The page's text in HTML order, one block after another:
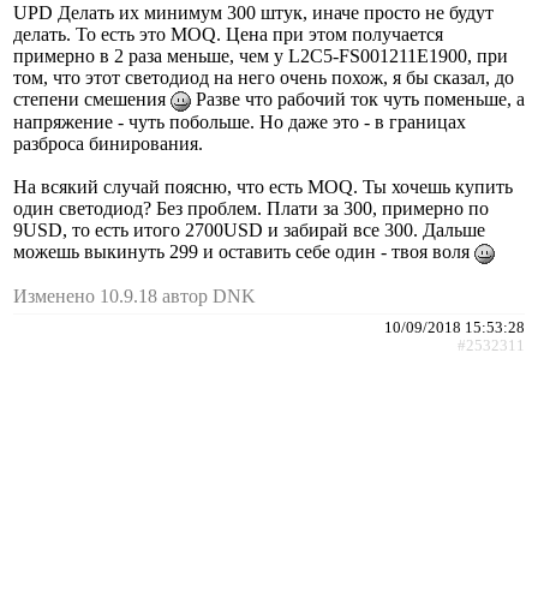
UPD Делать их минимум 300 штук, иначе просто не будут
делать. То есть это MOQ. Цена при этом получается
примерно в 2 раза меньше, чем у L2C5-FS001211E1900, при
том, что этот светодиод на него очень похож, я бы сказал, до
степени смешения
Разве что рабочий ток чуть поменьше, а
напряжение - чуть побольше. Но даже это - в границах
разброса бинирования.
На всякий случай поясню, что есть MOQ. Ты хочешь купить
один светодиод? Без проблем. Плати за 300, примерно по
9USD, то есть итого 2700USD и забирай все 300. Дальше
можешь выкинуть 299 и оставить себе один - твоя воля
Изменено 10.9.18 автор DNK
10/09/2018 15:53:28
#2532311